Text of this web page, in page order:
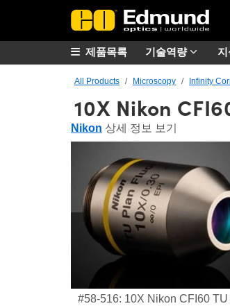
기술역량
제품목록
All Products Microscopy Infinity
10X Nikon
Nikon 상세 정보 보기
#58-516: 10X Nikon CFI60 TU